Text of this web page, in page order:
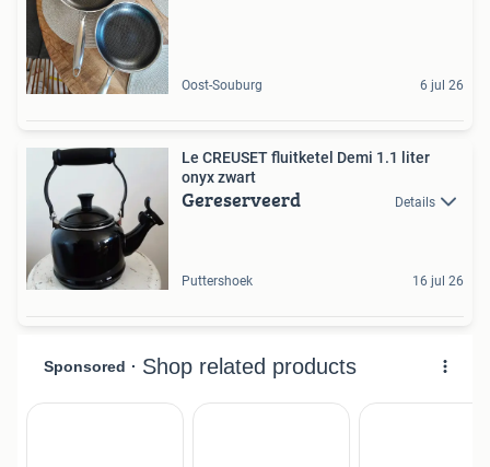
Oost-Souburg 6 jul 26
Le CREUSET fluitketel Demi 1.1 liter
onyx zwart
Gereserveerd Details
Puttershoek 16 jul 26